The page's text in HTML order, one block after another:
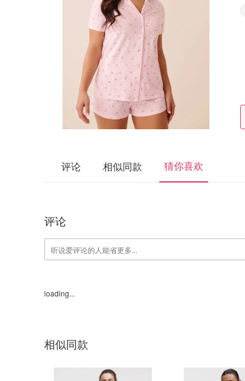
评论 相似同款 猜你喜欢
评论
loading...
相似同款